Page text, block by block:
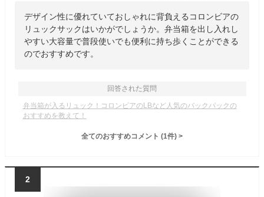
デザイン性に優れていておしゃれに背負えるコロンビアの
リュックサックはいかがでしょうか。弁当箱を出し入れし
やすい大容量で普段使いでも便利に持ち歩くことができる
のでおすすめです。
回答された質問
弁当箱が入るリュック！コロンビアのLBなど人気のバックパックの
おすすめを教えて！
全てのおすすめコメント (1件) >
2